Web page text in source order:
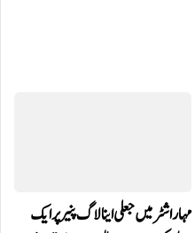
مہاراشٹر میں جعلی اینالاگ پنیر پر ایک